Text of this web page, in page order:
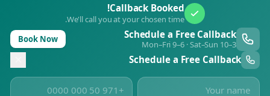
Callback Booked!
We'll call you at your chosen time.
Schedule a Free Callback
Mon–Fri 9–6 · Sat–Sun 10–3
Book Now
Schedule a Free Callback